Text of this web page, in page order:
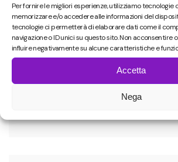
Per fornire le migliori esperienze, utilizziamo tecnologie
memorizzare e/o accedere alle informazioni del
tecnologie ci permetterà di elaborare dati come il
navigazione o ID unici su questo sito. Non acconsentire
influire negativamente su alcune caratteristiche e
Accetta
Nega
Blog
details
page
button
Read More